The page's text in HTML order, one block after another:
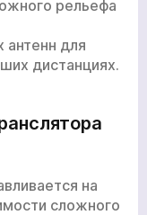
рельефа
антенн для
дистанциях.
на
сложного